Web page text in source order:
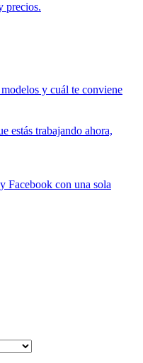
precios.
y cuál te conviene
estás trabajando ahora,
Facebook con una sola